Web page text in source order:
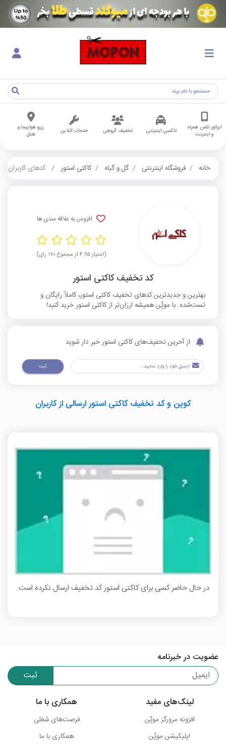
اپراتور تلفن همراه
و اینترنت
تاکسی اینترنتی تخفیف گروهی خدمات آنلاین
رزرو هواپیما و
هتل
خانه فروشگاه اینترنتی گل و گیاه کاکتی استور کدهای کاربران
افزودن به علاقه مندی ها
(امتیاز ۴.۹۵ از مجموع ۱۷۰ رای)
کد تخفیف کاکتی استور
بهترین و جدیدترین کدهای تخفیف کاکتی استور، کاملاً رایگان و
تست‌شده. با موپُن همیشه ارزان‌تر از کاکتی استور خرید کنید!
از آخرین تخفیف‌های کاکتی استور خبر دار شوید
ثبت
کوپن و کد تخفیف کاکتی استور ارسالی از کاربران
در حال حاضر کسی برای کاکتی استور کد تخفیف ارسال نکرده است.
عضویت در خبرنامه
ثبت
لینک‌های مفید
افزونه مرورگر موپُن
اپلیکیشن موپُن
همکاری با ما
فرصت‌های شغلی
همکاری با ما